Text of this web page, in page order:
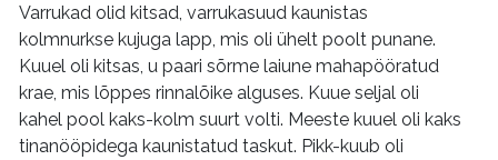
Varrukad olid kitsad, varrukasuud kaunistas
kolmnurkse kujuga lapp, mis oli ühelt poolt punane.
Kuuel oli kitsas, u paari sõrme laiune mahapööratud
krae, mis lõppes rinnalõike alguses. Kuue seljal oli
kahel pool kaks-kolm suurt volti. Meeste kuuel oli kaks
tinanööpidega kaunistatud taskut. Pikk-kuub oli